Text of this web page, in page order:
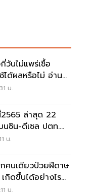
นไม่แพร่เชื้อ
ได้ผลหรือไม่ อ่าน
น.
ล่าสุด 22
นซิน-ดีเซล ปตท.
น.
คนเดียวป่วยฝีดาษ
กิดขึ้นได้อย่างไร
น.